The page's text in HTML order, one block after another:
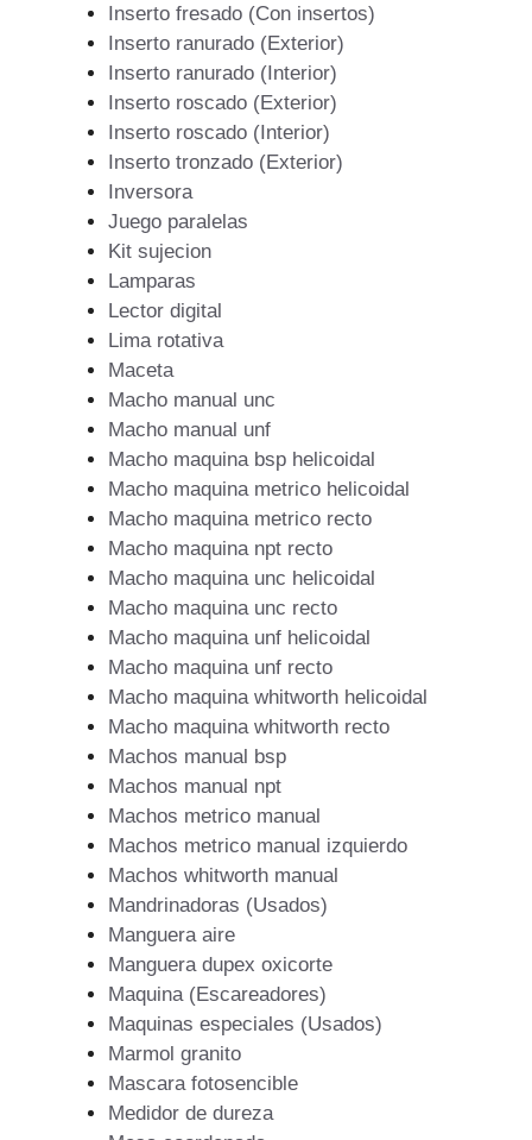
Inserto fresado (Con insertos)
Inserto ranurado (Exterior)
Inserto ranurado (Interior)
Inserto roscado (Exterior)
Inserto roscado (Interior)
Inserto tronzado (Exterior)
Inversora
Juego paralelas
Kit sujecion
Lamparas
Lector digital
Lima rotativa
Maceta
Macho manual unc
Macho manual unf
Macho maquina bsp helicoidal
Macho maquina metrico helicoidal
Macho maquina metrico recto
Macho maquina npt recto
Macho maquina unc helicoidal
Macho maquina unc recto
Macho maquina unf helicoidal
Macho maquina unf recto
Macho maquina whitworth helicoidal
Macho maquina whitworth recto
Machos manual bsp
Machos manual npt
Machos metrico manual
Machos metrico manual izquierdo
Machos whitworth manual
Mandrinadoras (Usados)
Manguera aire
Manguera dupex oxicorte
Maquina (Escareadores)
Maquinas especiales (Usados)
Marmol granito
Mascara fotosencible
Medidor de dureza